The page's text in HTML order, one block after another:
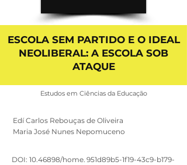
ESCOLA SEM PARTIDO E O IDEAL
NEOLIBERAL: A ESCOLA SOB
ATAQUE
Estudos em Ciências da Educação
Edí Carlos Rebouças de Oliveira
Maria José Nunes Nepomuceno
DOI: 10.46898/home. 951d89b5-1f19-43c9-b179-